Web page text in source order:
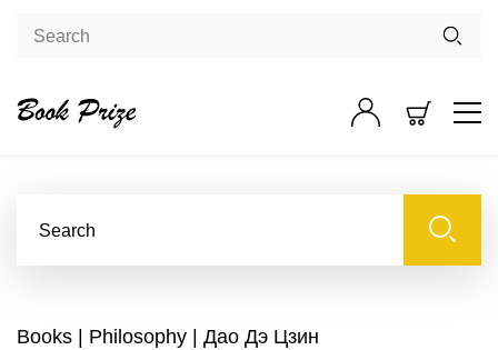
Books | Philosophy | Дао Дэ Цзин